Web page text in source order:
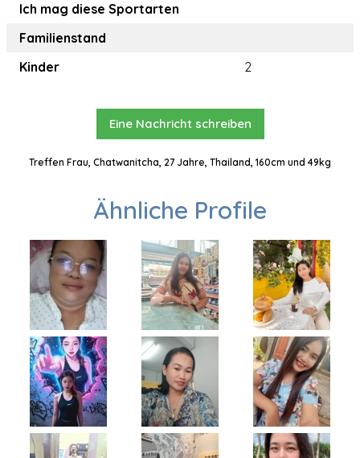
Ich mag diese Sportarten
Familienstand
Kinder
2
Eine Nachricht schreiben
Treffen Frau, Chatwanitcha, 27 Jahre, Thailand, 160cm und 49kg
Ähnliche Profile